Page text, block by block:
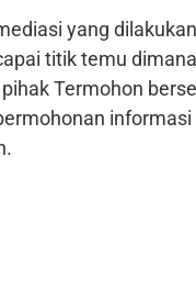
yang
titik temu
Termohon
informasi